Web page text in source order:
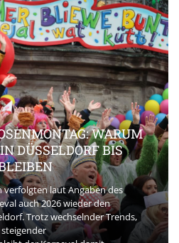
WARUM
BIS
laut Angaben des
auch 2026 wieder den
Trotz wechselnder Trends,